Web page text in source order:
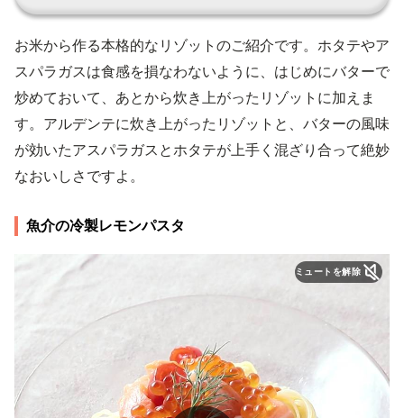
お米から作る本格的なリゾットのご紹介です。ホタテやア
スパラガスは食感を損なわないように、はじめにバターで
炒めておいて、あとから炊き上がったリゾットに加えま
す。アルデンテに炊き上がったリゾットと、バターの風味
が効いたアスパラガスとホタテが上手く混ざり合って絶妙
なおいしさですよ。
魚介の冷製レモンパスタ
ミュートを解除